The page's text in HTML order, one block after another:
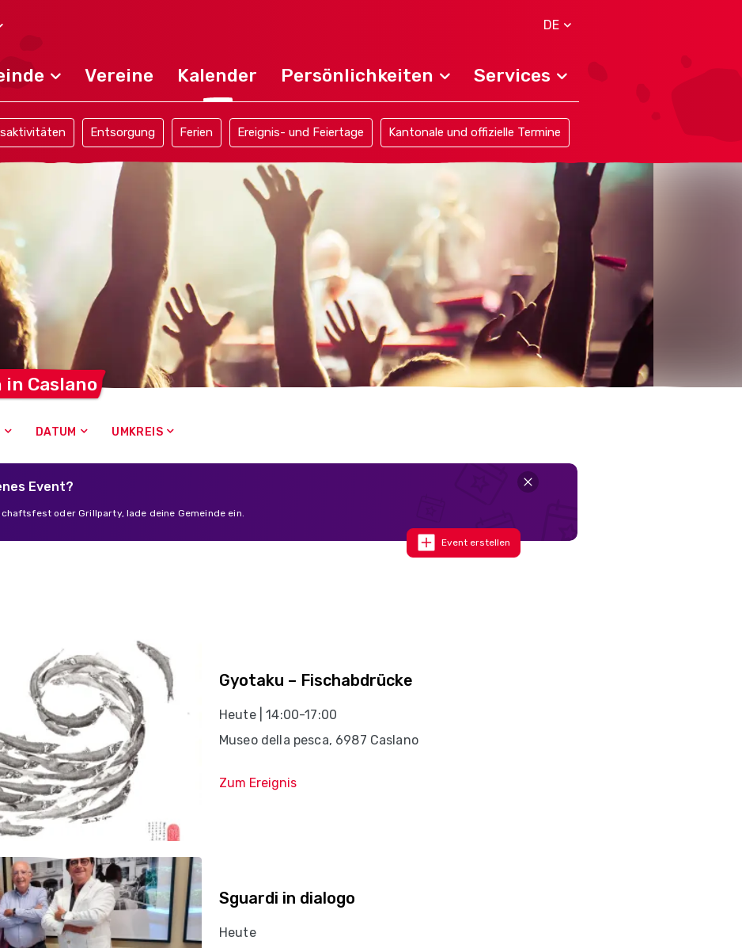
DE
Vereine Kalender Persönlichkeiten Services
Entsorgung Ferien Ereignis- und Feiertage Kantonale und offizielle Termine
in Caslano
DATUM UMKREIS
Event?
oder Grillparty, lade deine Gemeinde ein.
Event erstellen
Gyotaku – Fischabdrücke
Heute | 14:00-17:00
Museo della pesca, 6987 Caslano
Zum Ereignis
Sguardi in dialogo
Heute